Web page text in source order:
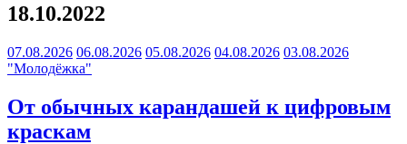
18.10.2022
07.08.2026 06.08.2026 05.08.2026 04.08.2026 03.08.2026
"Молодёжка"
От обычных карандашей к цифровым
краскам